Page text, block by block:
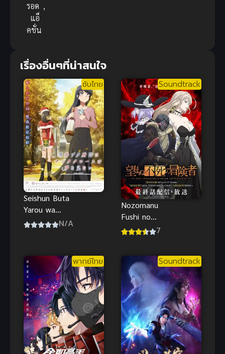
รอด ,
แอ็
คชั่น
เรื่องอื่นๆที่น่าสนใจ
ซับไทย
Seishun Buta
Yarou wa
Santa Claus
ปั่นป่วยของผม
กับซานต้าคลอ
ส
N/A
Soundtrack
Nozomanu
Fushi no
Boukensha
อมตะ ภาค 1
7
พากย์ไทย Soundtrack